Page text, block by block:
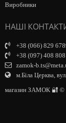
Виробники
НАШІ
+38 (066) 829
+38 (097) 408
zamok-
м.Біла Церква,
магазин ЗАМОК 🔐 ©